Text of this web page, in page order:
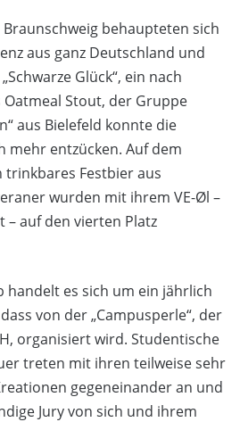
behaupteten sich
aus ganz Deutschland und
Glück“, ein nach
Oatmeal Stout, der Gruppe
aus Bielefeld konnte die
mehr entzücken. Auf dem
Festbier aus
wurden mit ihrem VE-Øl –
– auf den vierten Platz
handelt es sich um ein jährlich
von der „Campusperle“, der
organisiert wird. Studentische
treten mit ihren teilweise sehr
gegeneinander an und
Jury von sich und ihrem